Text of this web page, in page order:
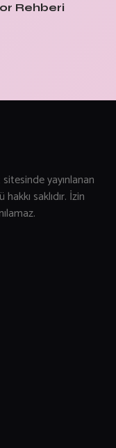
Rehberi
yayınlanan
saklıdır. İzin